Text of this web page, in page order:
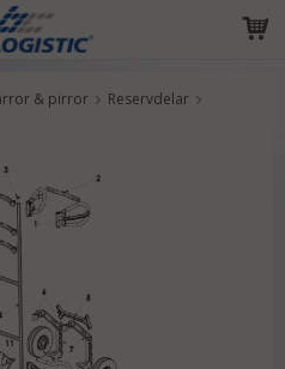
tillagd i varukorgen
& pirror
Reservdelar